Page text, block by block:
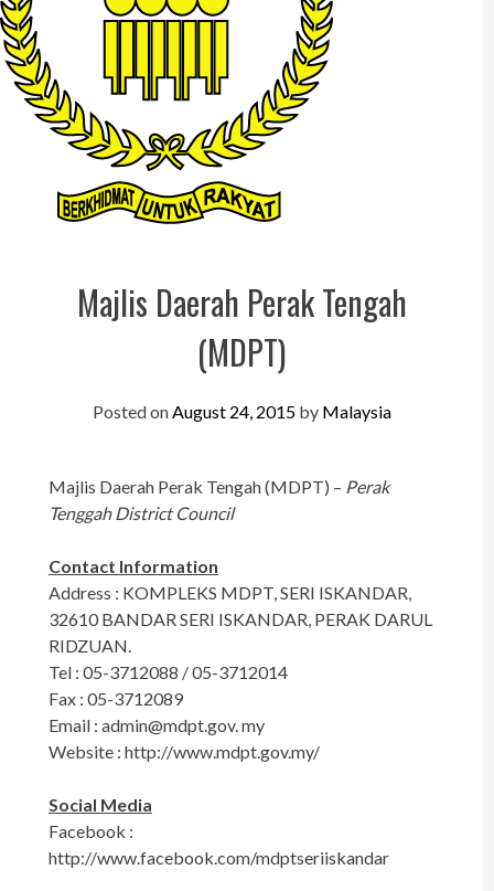
Perak
Melaka
N.Sembilan
Pahang
Kedah
TerengganuMajlis Daerah Perak Tengah
(MDPT)
Posted onAugust 24, 2015by Malaysia
Majlis Daerah Perak Tengah (MDPT) – Perak
Tenggah District Council
Contact Information
Address : KOMPLEKS MDPT, SERI ISKANDAR,
32610 BANDAR SERI ISKANDAR, PERAK DARUL
RIDZUAN.
Tel : 05-3712088 / 05-3712014
Fax : 05-3712089
Email : admin@mdpt.gov. my
Website : http://www.mdpt.gov.my/
Social Media
Facebook :
http://www.facebook.com/mdptseriiskandar